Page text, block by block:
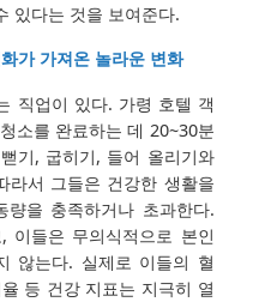
있다는 것을 보여준다.
가 가져온 놀라운 변화
직업이 있다. 가령 호텔 객
소를 완료하는 데 20~30분
기, 굽히기, 들어 올리기와
라서 그들은 건강한 생활을
을 충족하거나 초과한다.
이들은 무의식적으로 본인
않는다. 실제로 이들의 혈
등 건강 지표는 지극히 열